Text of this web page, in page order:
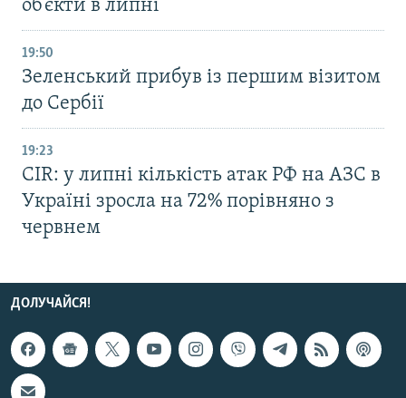
об’єкти в липні
19:50
Зеленський прибув із першим візитом
до Сербії
19:23
CIR: у липні кількість атак РФ на АЗС в
Україні зросла на 72% порівняно з
червнем
ДОЛУЧАЙСЯ!